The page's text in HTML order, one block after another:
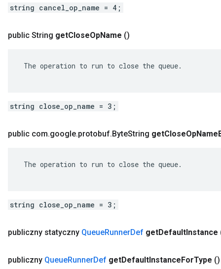
string cancel_op_name = 4;
public String getCloseOpName ()
The operation to run to close the queue.
string close_op_name = 3;
public com.google.protobuf.ByteString getCloseOpName
The operation to run to close the queue.
string close_op_name = 3;
publiczny statyczny QueueRunnerDef getDefaultInstance
publiczny QueueRunnerDef getDefaultInstanceForType ()